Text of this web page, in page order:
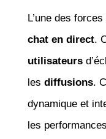
L’une des
chat en direct.
utilisateurs
les diffusions.
dynamique et
les